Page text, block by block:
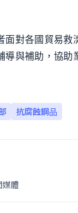
面對各國貿易救
導與補助，協助
抗腐蝕鋼品
媒體